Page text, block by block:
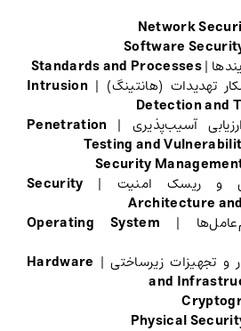
Network
Software
|
Standards and Processes
تهدیدات (هانتینگ) |Intrusion
Detection and
آسیب‌پذیری | Penetration
Testing and
Security
و ریسک امنیت | Security
Architecture
|
Operating System
و تجهیزات زیرساختی | Hardware
and
Physical